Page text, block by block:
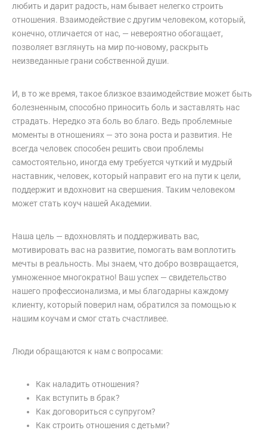
любить и дарит радость, нам бывает нелегко строить
отношения. Взаимодействие с другим человеком, который,
конечно, отличается от нас, — невероятно обогащает,
позволяет взглянуть на мир по-новому, раскрыть
неизведанные грани собственной души.
И, в то же время, такое близкое взаимодействие может быть
болезненным, способно приносить боль и заставлять нас
страдать. Нередко эта боль во благо. Ведь проблемные
моменты в отношениях — это зона роста и развития. Не
всегда человек способен решить свои проблемы
самостоятельно, иногда ему требуется чуткий и мудрый
наставник, человек, который направит его на пути к цели,
поддержит и вдохновит на свершения. Таким человеком
может стать коуч нашей Академии.
Наша цель — вдохновлять и поддерживать вас,
мотивировать вас на развитие, помогать вам воплотить
мечты в реальность. Мы знаем, что добро возвращается,
умноженное многократно! Ваш успех — свидетельство
нашего профессионализма, и мы благодарны каждому
клиенту, который поверил нам, обратился за помощью к
нашим коучам и смог стать счастливее.
Люди обращаются к нам с вопросами:
Как наладить отношения?
Как вступить в брак?
Как договориться с супругом?
Как строить отношения с детьми?